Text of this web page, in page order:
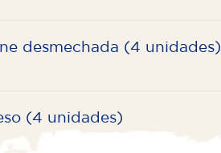
desmechada (4 unidades)
(4 unidades)